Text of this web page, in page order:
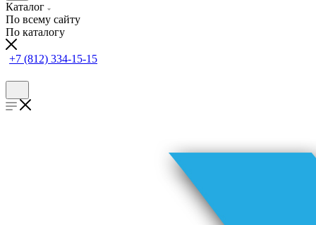
Каталог
По всему сайту
По каталогу
+7 (812) 334-15-15